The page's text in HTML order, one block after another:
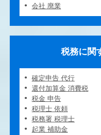
会社 廃業
税務に関
確定申告 代行
還付加算金 消費税
税金 申告
税理士 依頼
税務署 税理士
起業 補助金